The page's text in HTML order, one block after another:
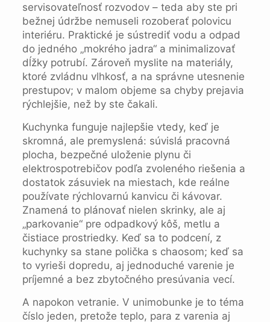
servisovateľnosť rozvodov – teda aby ste pri
bežnej údržbe nemuseli rozoberať polovicu
interiéru. Praktické je sústrediť vodu a odpad
do jedného „mokrého jadra“ a minimalizovať
dĺžky potrubí. Zároveň myslite na materiály,
ktoré zvládnu vlhkosť, a na správne utesnenie
prestupov; v malom objeme sa chyby prejavia
rýchlejšie, než by ste čakali.
Kuchynka funguje najlepšie vtedy, keď je
skromná, ale premyslená: súvislá pracovná
plocha, bezpečné uloženie plynu či
elektrospotrebičov podľa zvoleného riešenia a
dostatok zásuviek na miestach, kde reálne
používate rýchlovarnú kanvicu či kávovar.
Znamená to plánovať nielen skrinky, ale aj
„parkovanie“ pre odpadkový kôš, metlu a
čistiace prostriedky. Keď sa to podcení, z
kuchynky sa stane polička s chaosom; keď sa
to vyrieši dopredu, aj jednoduché varenie je
príjemné a bez zbytočného presúvania vecí.
A napokon vetranie. V unimobunke je to téma
číslo jeden, pretože teplo, para z varenia aj